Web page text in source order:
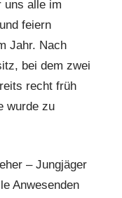
uns alle im
feiern
Jahr. Nach
bei dem zwei
recht früh
wurde zu
– Jungjäger
Anwesenden